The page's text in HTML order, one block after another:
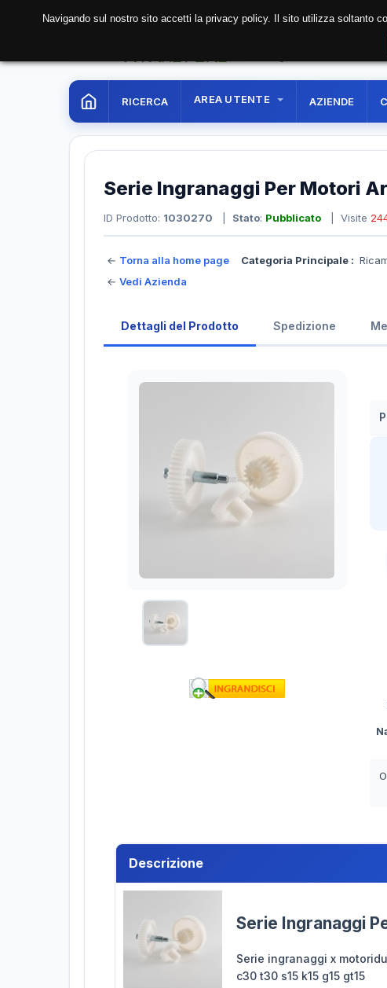
RICERCA AREA UTENTE AZIENDE
Serie Ingranaggi Per Motori
ID Prodotto: 1030270 Stato: Pubblicato | Visite
← Torna alla home page
← Vedi Azienda
Categoria Principale :
Dettagli del Prodotto Spedizione
Descrizione
Serie Ingranaggi
Serie ingranaggi x
c30 t30 s15 k15 g15 gt15
Navigando sul nostro sito accetti la privacy policy. Il sito utilizza soltanto